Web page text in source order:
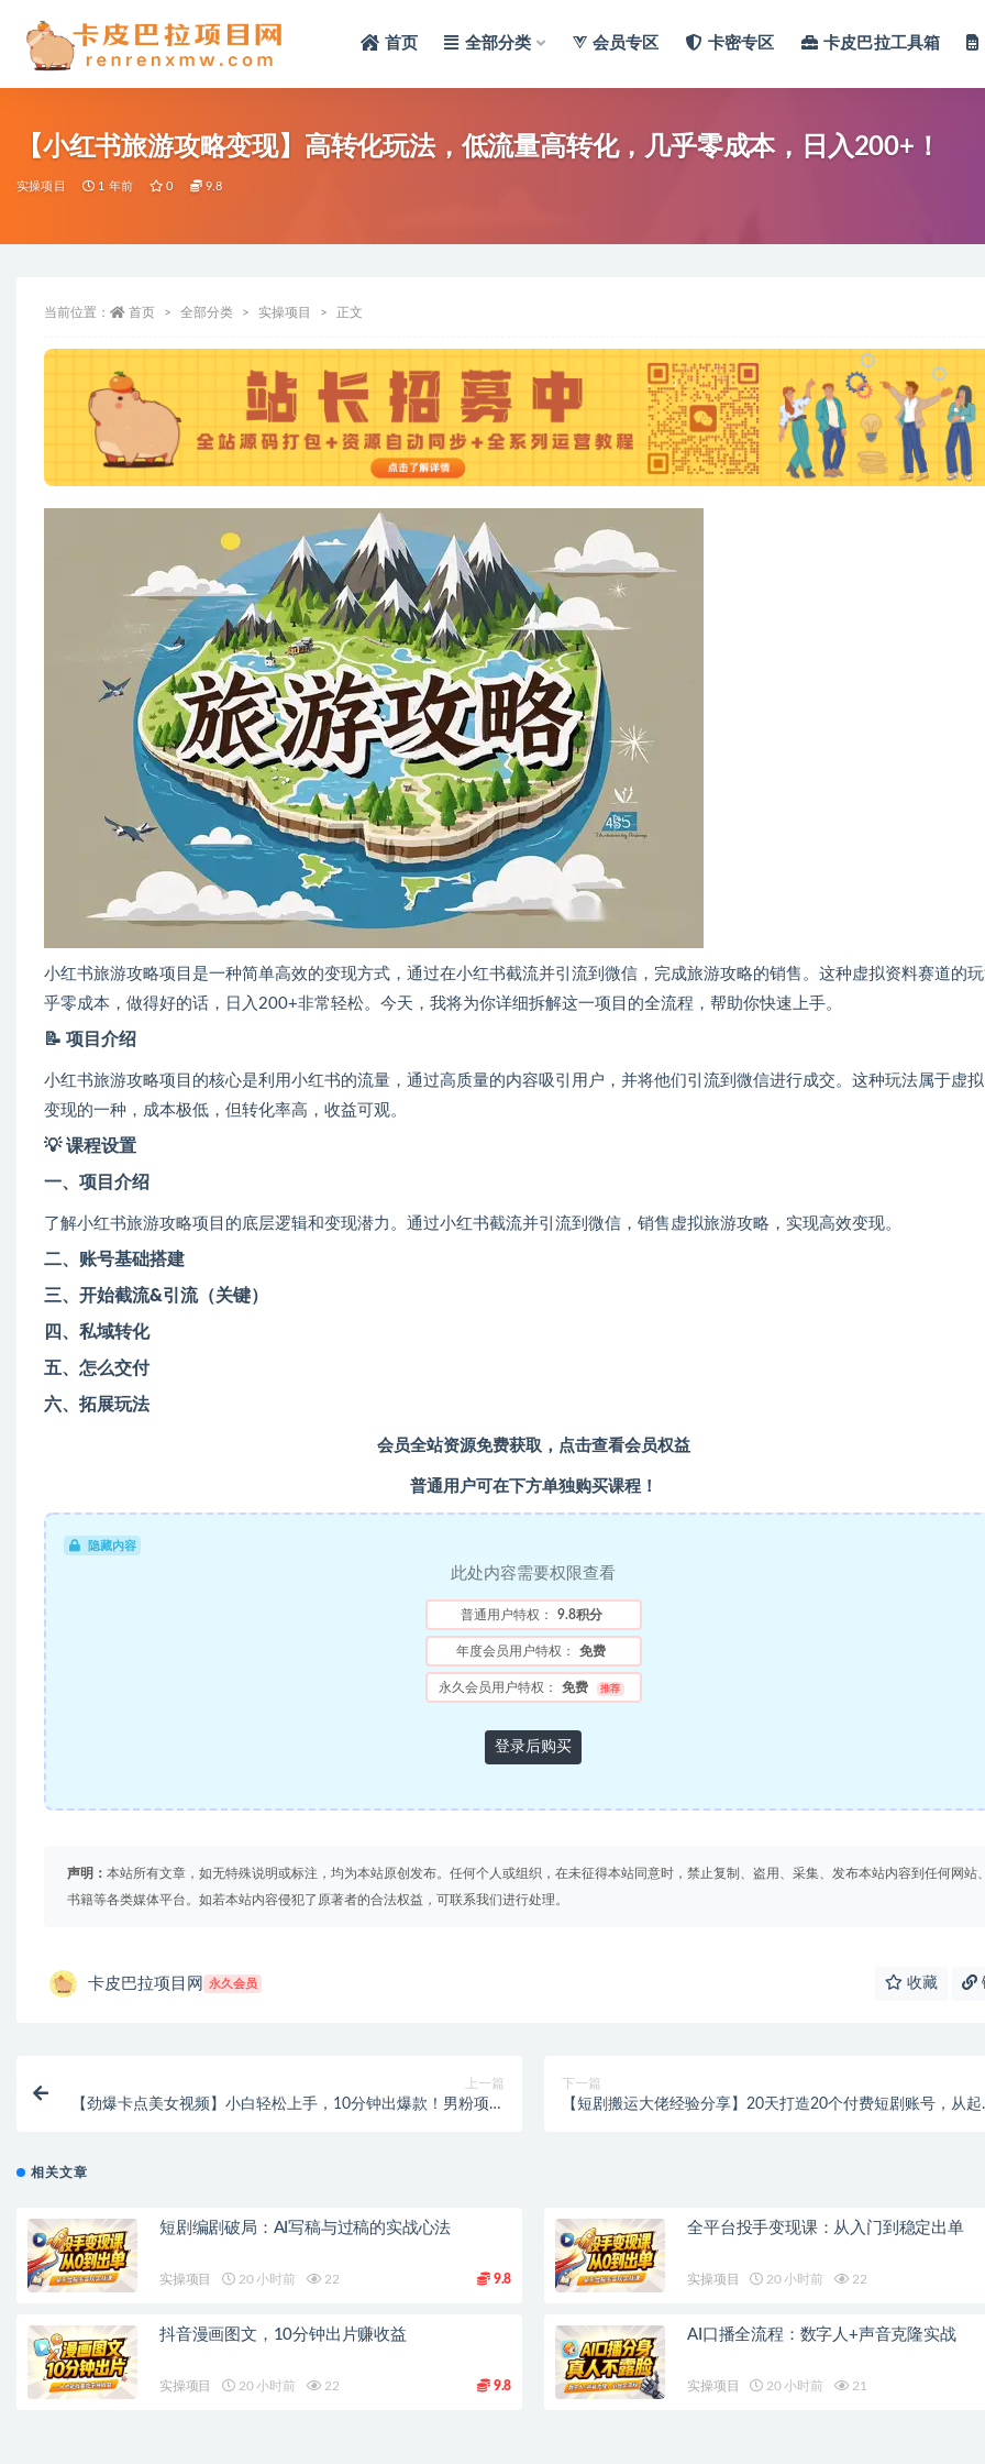
首页 全部分类 会员专区 卡密专区 卡皮巴拉工具箱
【小红书旅游攻略变现】高转化玩法，低流量高转化，几乎零成本，日入200+！
实操项目 1 年前 0 9.8
当前位置： 首页 全部分类 实操项目 正文
小红书旅游攻略项目是一种简单高效的变现方式，通过在小红书截流并引流到微信，完成旅游攻略的销售。这种虚拟资料赛道的
乎零成本，做得好的话，日入200+非常轻松。今天，我将为你详细拆解这一项目的全流程，帮助你快速上手。
📝 项目介绍
小红书旅游攻略项目的核心是利用小红书的流量，通过高质量的内容吸引用户，并将他们引流到微信进行成交。这种玩法属于虚
变现的一种，成本极低，但转化率高，收益可观。
💡课程设置
一、项目介绍
了解小红书旅游攻略项目的底层逻辑和变现潜力。通过小红书截流并引流到微信，销售虚拟旅游攻略，实现高效变现。
二、账号基础搭建
三、开始截流&引流（关键）
四、私域转化
五、怎么交付
六、拓展玩法
会员全站资源免费获取，点击查看会员权益
普通用户可在下方单独购买课程！
隐藏内容
此处内容需要权限查看
普通用户特权： 9.8积分
年度会员用户特权： 免费
永久会员用户特权： 免费 推荐
登录后购买
声明： 本站所有文章，如无特殊说明或标注，均为本站原创发布。任何个人或组织，在未征得本站同意时，禁止复制、盗用、采集、发布本站内容到任何网站
书籍等各类媒体平台。如若本站内容侵犯了原著者的合法权益，可联系我们进行处理。
卡皮巴拉项目网 永久会员 收藏
上一篇
【劲爆卡点美女视频】小白轻松上手，10分钟出爆款！男粉项目
下一篇
【短剧搬运大佬经验分享】20天打造20个付费短剧账号，从起
相关文章
短剧编剧破局：AI写稿与过稿的实战心法
实操项目 20 小时前 22 9.8
全平台投手变现课：从入门到稳定出单
实操项目 20 小时前 22
抖音漫画图文，10分钟出片赚收益
实操项目 20 小时前 22 9.8
AI口播全流程：数字人+声音克隆实战
实操项目 20 小时前 21